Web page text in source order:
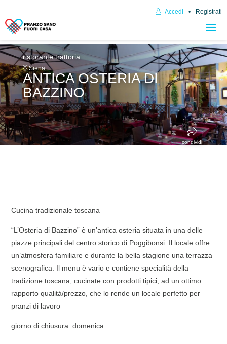
Accedi Registrati
ristorante trattoria
Siena
ANTICA OSTERIA DI
BAZZINO
condividi
Cucina tradizionale toscana
“L’Osteria di Bazzino” è un’antica osteria situata in una delle
piazze principali del centro storico di Poggibonsi. Il locale offre
un’atmosfera familiare e durante la bella stagione una terrazza
scenografica. Il menu è vario e contiene specialità della
tradizione toscana, cucinate con prodotti tipici, ad un ottimo
rapporto qualità/prezzo, che lo rende un locale perfetto per
pranzi di lavoro
giorno di chiusura: domenica